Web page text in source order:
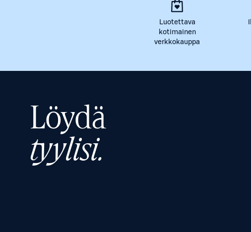
Luotettava
kotimainen
verkkokauppa
Löydä
tyylisi.